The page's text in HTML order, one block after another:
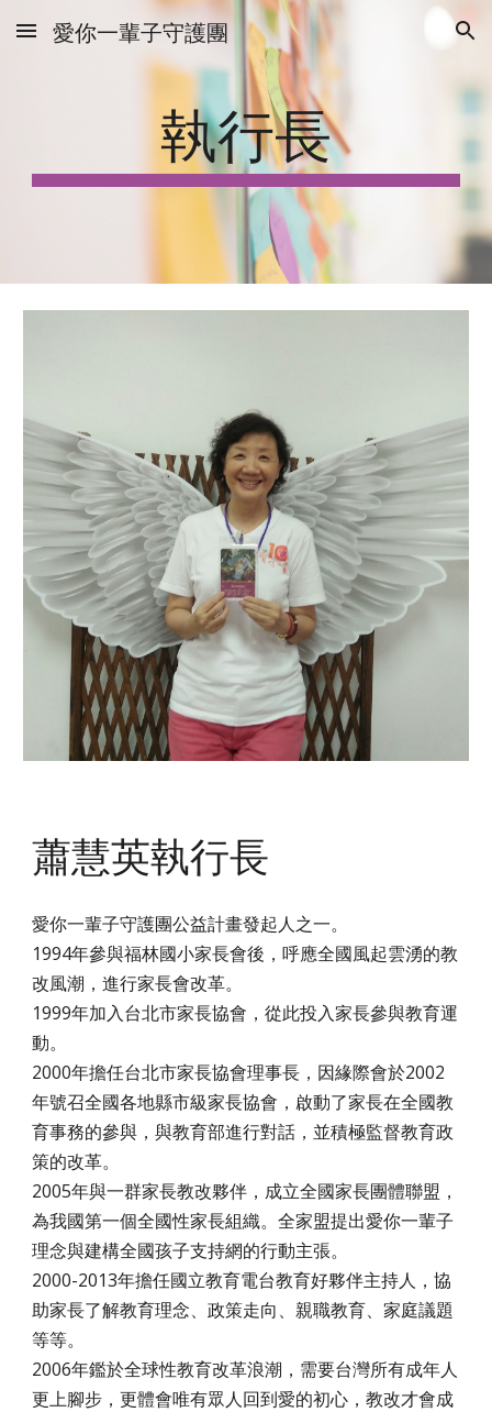
Skip to main content Skip to navigation
愛你一輩子守護團
執行長
蕭慧英執行長
愛你一輩子守護團公益計畫發起人之一。
1994年參與福林國小家長會後，呼應全國風起雲湧的教
改風潮，進行家長會改革。
1999年加入台北市家長協會，從此投入家長參與教育運
動。
2000年擔任台北市家長協會理事長，因緣際會於2002
年號召全國各地縣市級家長協會，啟動了家長在全國教
育事務的參與，與教育部進行對話，並積極監督教育政
策的改革。
2005年與一群家長教改夥伴，成立全國家長團體聯盟，
為我國第一個全國性家長組織。全家盟提出愛你一輩子
理念與建構全國孩子支持網的行動主張。
2000-2013年擔任國立教育電台教育好夥伴主持人，協
助家長了解教育理念、政策走向、親職教育、家庭議題
等等。
2006年鑑於全球性教育改革浪潮，需要台灣所有成年人
更上腳步，更體會唯有眾人回到愛的初心，教改才會成